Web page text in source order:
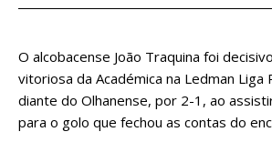
O alcobacense João Traquina foi
vitoriosa da Académica na Ledman
diante do Olhanense, por 2-1, ao
para o golo que fechou as contas do